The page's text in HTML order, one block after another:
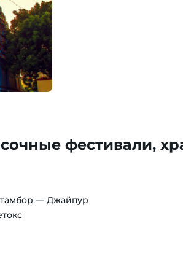
фестивали,
— Джайпур